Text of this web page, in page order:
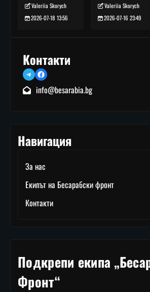
Valeriia Skorych
2026-07-18 13:56
Valeriia Skorych
2026-07-16 23:49
Контакти
TelegramFacebook
info@besarabia.bg
Навигация
За нас
Екипът на Бесарабски фронт
Контакти
Подкрепи екипа
Фронт“